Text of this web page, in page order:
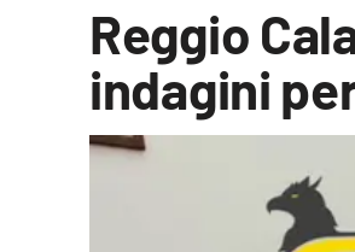
Reggio
indagini